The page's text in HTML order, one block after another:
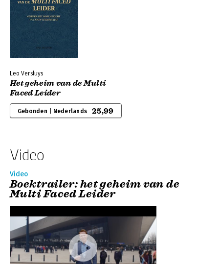
Leo Versluys
Het geheim van de Multi
Faced Leider
Gebonden | Nederlands 25,99
Video
Video
Boektrailer: het geheim van de
Multi Faced Leider